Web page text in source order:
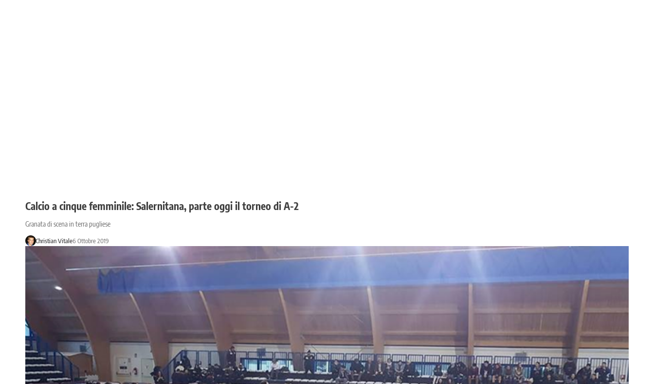
Calcio a cinque femminile: Salernitana, parte oggi il torneo di A-2
Granata di scena in terra pugliese
Christian Vitale6 Ottobre 2019